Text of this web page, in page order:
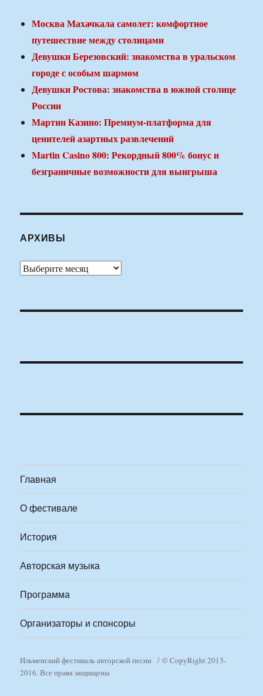
Москва Махачкала самолет: комфортное
путешествие между столицами
Девушки Березовский: знакомства в уральском
городе с особым шармом
Девушки Ростова: знакомства в южной столице
России
Мартин Казино: Премиум-платформа для
ценителей азартных развлечений
Martin Casino 800: Рекордный 800% бонус и
безграничные возможности для выигрыша
АРХИВЫ
Архивы
Главная
О фестивале
История
Авторская музыка
Программа
Организаторы и спонсоры
Ильменский фестиваль авторской песни
© CopyRight 2013-
2016. Все права защищены